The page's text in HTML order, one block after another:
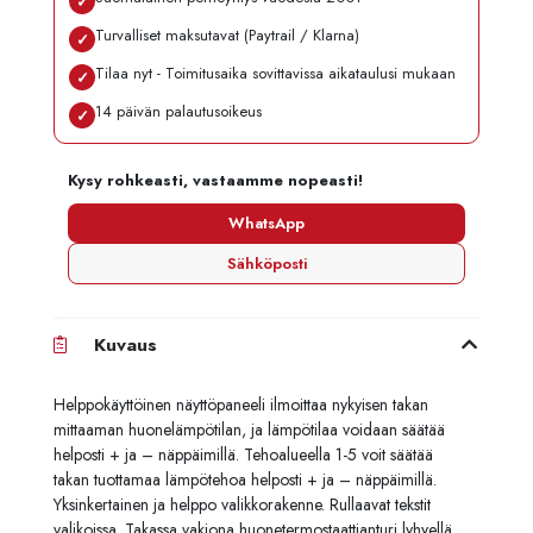
✓ Turvalliset maksutavat (Paytrail / Klarna)
✓ Tilaa nyt - Toimitusaika sovittavissa aikataulusi mukaan
✓ 14 päivän palautusoikeus
Kysy rohkeasti, vastaamme nopeasti!
WhatsApp
Sähköposti
Kuvaus
Helppokäyttöinen näyttöpaneeli ilmoittaa nykyisen takan
mittaaman huonelämpötilan, ja lämpötilaa voidaan säätää
helposti + ja – näppäimillä. Tehoalueella 1-5 voit säätää
takan tuottamaa lämpötehoa helposti + ja – näppäimillä.
Yksinkertainen ja helppo valikkorakenne. Rullaavat tekstit